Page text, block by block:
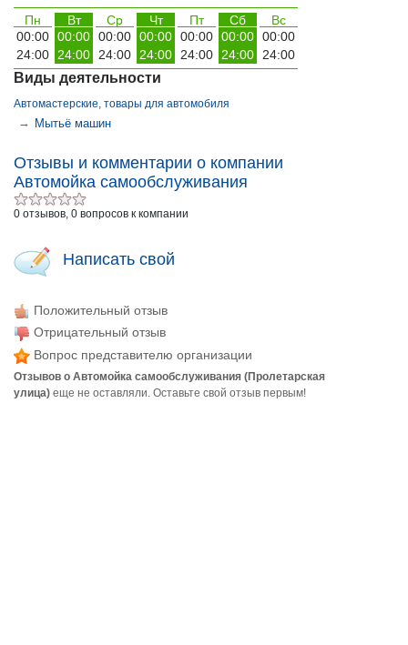
Пн Вт Ср Чт Пт Сб
Вс
00:00 00:00 00:00 00:00 00:00 00:00 00:00
24:00
24:00 24:00 24:00 24:00 24:00 24:00
Виды деятельности
Автомастерские, товары для автомобиля
→ Мытьё машин
Отзывы и комментарии о компании
Автомойка самообслуживания
0 отзывов, 0 вопросов к компании
Написать свой
Положительный отзыв
Отрицательный отзыв
Вопрос представителю организации
Отзывов о Автомойка самообслуживания (Пролетарская
улица) еще не оставляли. Оставьте свой отзыв первым!